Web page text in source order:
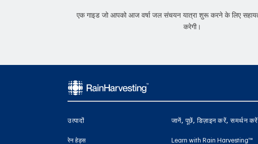
एक गाइड जो आपको आज वर्षा जल संचयन यात्रा शुरू करने के लिए
करेगी।
उत्पादों
रेन हेड्स
जानें, पूछें, डिज़ाइन करें, समर्थन करें
Learn with Rain Harvesting™